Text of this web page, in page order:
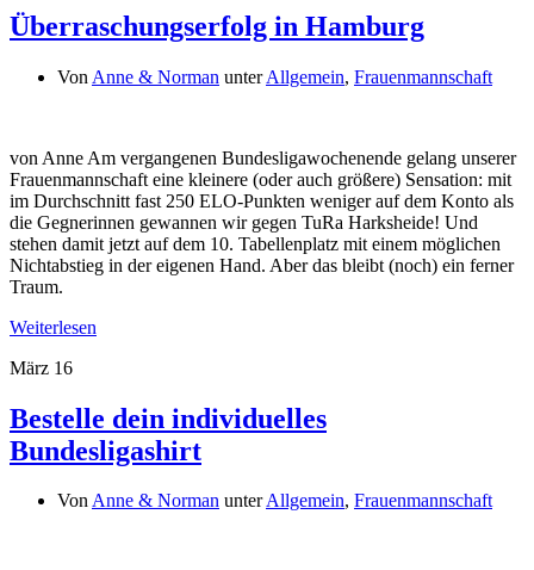
Überraschungserfolg in Hamburg
Von Anne & Norman unterAllgemein, Frauenmannschaft
von Anne Am vergangenen Bundesligawochenende gelang unserer
Frauenmannschaft eine kleinere (oder auch größere) Sensation: mit
im Durchschnitt fast 250 ELO-Punkten weniger auf dem Konto als
die Gegnerinnen gewannen wir gegen TuRa Harksheide! Und
stehen damit jetzt auf dem 10. Tabellenplatz mit einem möglichen
Nichtabstieg in der eigenen Hand. Aber das bleibt (noch) ein ferner
Traum.
Weiterlesen
März 16
Bestelle dein individuelles
Bundesligashirt
VonAnne & Norman unterAllgemein, Frauenmannschaft